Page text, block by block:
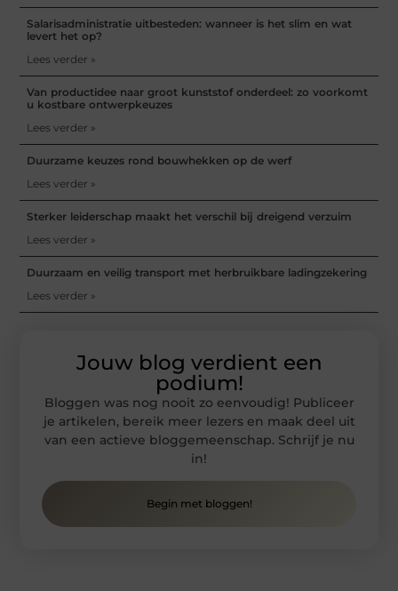
Salarisadministratie uitbesteden: wanneer is het slim en wat
levert het op?
Lees verder »
Van productidee naar groot kunststof onderdeel: zo voorkomt
u kostbare ontwerpkeuzes
Lees verder »
Duurzame keuzes rond bouwhekken op de werf
Lees verder »
Sterker leiderschap maakt het verschil bij dreigend verzuim
Lees verder »
Duurzaam en veilig transport met herbruikbare ladingzekering
Lees verder »
Jouw blog verdient een
podium!
Bloggen was nog nooit zo eenvoudig! Publiceer
je artikelen, bereik meer lezers en maak deel uit
van een actieve bloggemeenschap. Schrijf je nu
in!
Begin met bloggen!